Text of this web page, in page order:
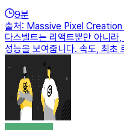
9분
출처: Massive Pixel Creation
다스벨트는 리액트뿐만 아니
성능을 보여줍니다. 속도, 최초